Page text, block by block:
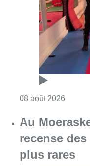
08 août 2026
Au
recense
plus rares